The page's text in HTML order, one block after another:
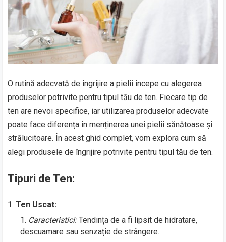
O rutină adecvată de îngrijire a pielii începe cu alegerea
produselor potrivite pentru tipul tău de ten. Fiecare tip de
ten are nevoi specifice, iar utilizarea produselor adecvate
poate face diferența în menținerea unei pielii sănătoase și
strălucitoare. În acest ghid complet, vom explora cum să
alegi produsele de îngrijire potrivite pentru tipul tău de ten.
Tipuri de Ten:
Ten Uscat:
Caracteristici:Tendința de a fi lipsit de hidratare,
descuamare sau senzație de strângere.